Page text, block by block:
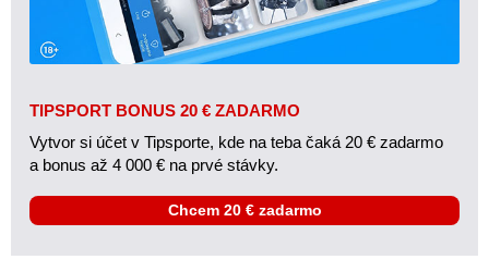
TIPSPORT BONUS 20 € ZADARMO
Vytvor si účet v Tipsporte, kde na teba čaká 20 € zadarmo
a bonus až 4 000 € na prvé stávky.
Chcem 20 € zadarmo